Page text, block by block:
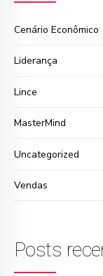
Cenário Econômico
Liderança
Lince
MasterMind
Uncategorized
Vendas
Posts